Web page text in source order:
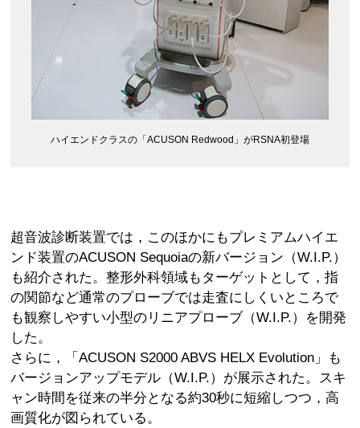
ハイエンドクラスの「ACUSON Redwood」がRSNA初登場
超音波診断装置では，このほかにもプレミアムハイエ
ンド装置のACUSON Sequoiaの新バージョン（W.I.P.）
も紹介された。整形外科領域もターゲットとして，指
の関節など通常のプローブでは走査にしくいところで
も観察しやすい小型のリニアプローブ（W.I.P.）を開発
した。
さらに，「ACUSON S2000 ABVS HELX Evolution」も
バージョンアップモデル（W.I.P.）が展示された。スキ
ャン時間を従来の半分となる約30秒に短縮しつつ，高
画質化が図られている。